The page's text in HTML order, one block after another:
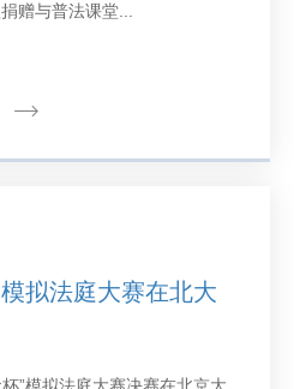
赠与普法课堂...
拟法庭大赛在北大